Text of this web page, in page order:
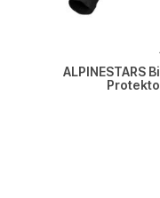
ALPINESTARS